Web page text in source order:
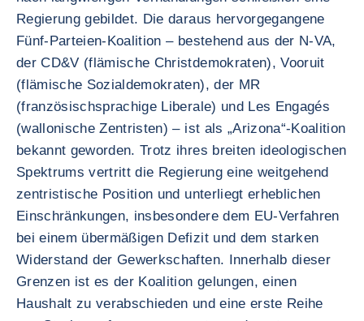
Regierung gebildet. Die daraus hervorgegangene
Fünf-Parteien-Koalition – bestehend aus der N-VA,
der CD&V (flämische Christdemokraten), Vooruit
(flämische Sozialdemokraten), der MR
(französischsprachige Liberale) und Les Engagés
(wallonische Zentristen) – ist als „Arizona“-Koalition
bekannt geworden. Trotz ihres breiten ideologischen
Spektrums vertritt die Regierung eine weitgehend
zentristische Position und unterliegt erheblichen
Einschränkungen, insbesondere dem EU-Verfahren
bei einem übermäßigen Defizit und dem starken
Widerstand der Gewerkschaften. Innerhalb dieser
Grenzen ist es der Koalition gelungen, einen
Haushalt zu verabschieden und eine erste Reihe